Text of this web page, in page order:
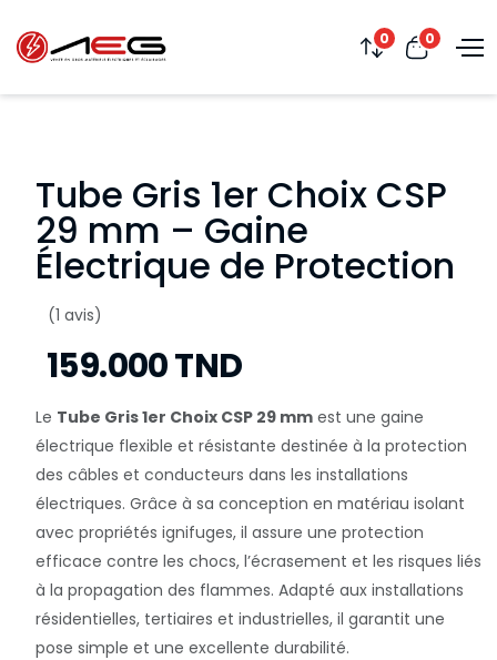
0 0
Tube Gris 1er Choix CSP
29 mm – Gaine
Électrique de Protection
(1 avis)
159.000 TND
Le Tube Gris 1er Choix CSP 29 mm est une gaine
électrique flexible et résistante destinée à la protection
des câbles et conducteurs dans les installations
électriques. Grâce à sa conception en matériau isolant
avec propriétés ignifuges, il assure une protection
efficace contre les chocs, l’écrasement et les risques liés
à la propagation des flammes. Adapté aux installations
résidentielles, tertiaires et industrielles, il garantit une
pose simple et une excellente durabilité.